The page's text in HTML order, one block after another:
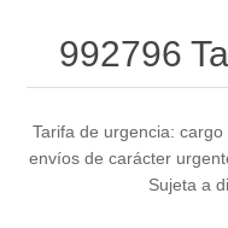
992796
Tarifa de urgencia:
envíos de carácter
Sujeta a